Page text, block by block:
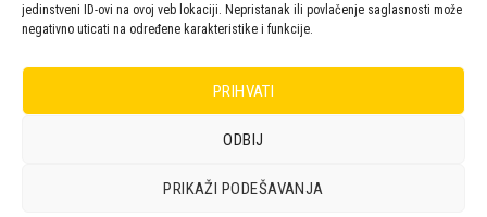
jedinstveni ID-ovi na ovoj veb lokaciji. Nepristanak ili povlačenje saglasnosti može
negativno uticati na određene karakteristike i funkcije.
PRIHVATI
ODBIJ
PRIKAŽI PODEŠAVANJA